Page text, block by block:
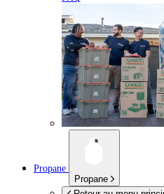
Propane
Propane